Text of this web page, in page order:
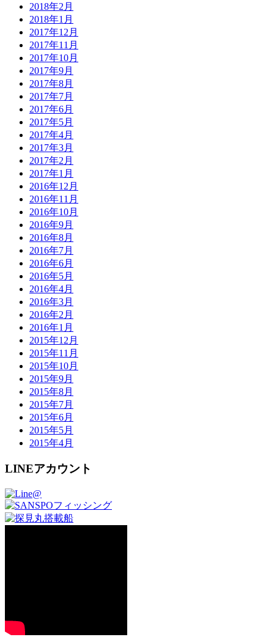
2018年2月
2018年1月
2017年12月
2017年11月
2017年10月
2017年9月
2017年8月
2017年7月
2017年6月
2017年5月
2017年4月
2017年3月
2017年2月
2017年1月
2016年12月
2016年11月
2016年10月
2016年9月
2016年8月
2016年7月
2016年6月
2016年5月
2016年4月
2016年3月
2016年2月
2016年1月
2015年12月
2015年11月
2015年10月
2015年9月
2015年8月
2015年7月
2015年6月
2015年5月
2015年4月
LINEアカウント